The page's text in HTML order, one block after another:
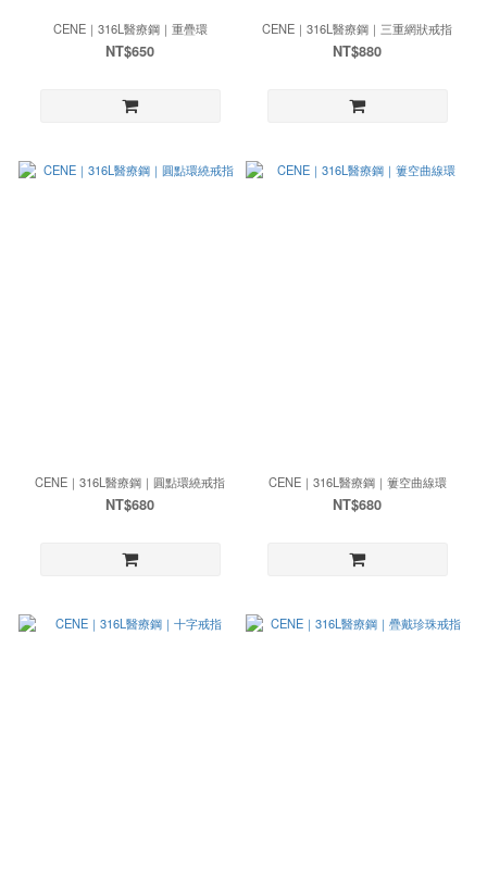
CENE｜316L醫療鋼｜重疊環
NT$650
CENE｜316L醫療鋼｜三重網狀戒指
NT$880
CENE｜316L醫療鋼｜圓點環繞戒指
NT$680
CENE｜316L醫療鋼｜簍空曲線環
NT$680